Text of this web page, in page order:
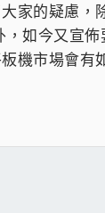
家的疑慮，
如今又宣
機市場會有